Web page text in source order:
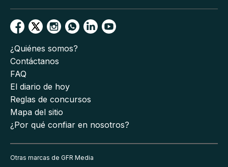
¿Quiénes somos?
Contáctanos
FAQ
El diario de hoy
Reglas de concursos
Mapa del sitio
¿Por qué confiar en nosotros?
Otras marcas de GFR Media